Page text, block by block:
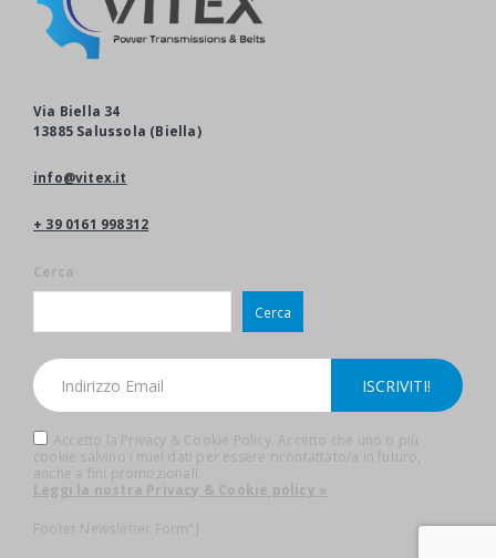
Via Biella 34
13885 Salussola (Biella)
info@vitex.it
+ 39 0161 998312
Cerca
Cerca
Accetto la Privacy & Cookie Policy. Accetto che uno o più
cookie salvino i miei dati per essere ricontattato/a in futuro,
anche a fini promozionali.
Leggi la nostra Privacy & Cookie policy »
Footer Newsletter Form"]